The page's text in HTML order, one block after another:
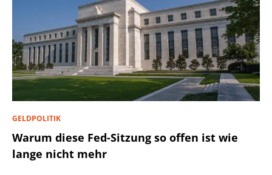
GELDPOLITIK
Warum diese Fed-Sitzung so offen ist wie
lange nicht mehr